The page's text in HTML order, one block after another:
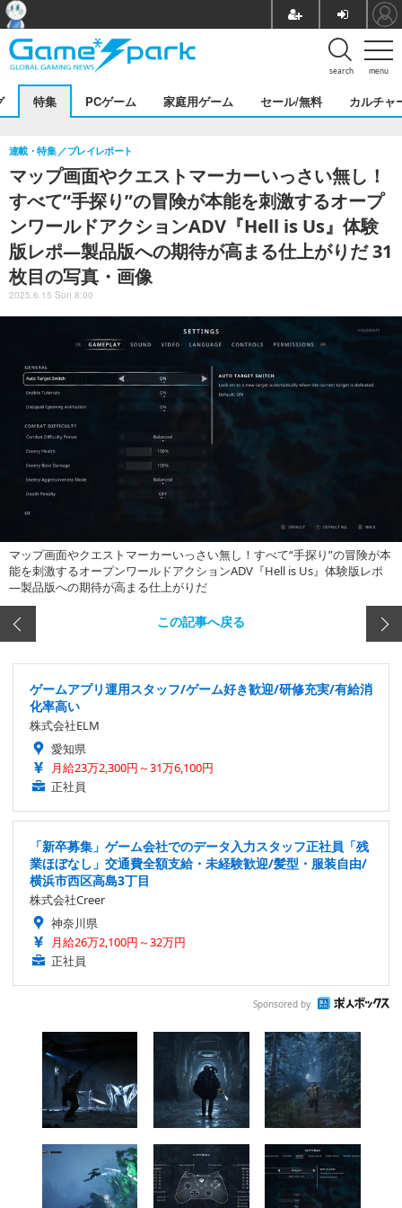
menu
search
特集 PCゲーム 家庭用ゲーム セール/無料 カルチャ
マップ画面やクエストマーカーいっさい無し！
すべて“手探り”の冒険が本能を刺激するオープ
ンワールドアクションADV『Hell is Us』体験
版レポ―製品版への期待が高まる仕上がりだ 31
枚目の写真・画像
連載・特集 プレイレポート
2025.6.15 Sun 8:00
マップ画面やクエストマーカーいっさい無し！すべて“手探り”の冒険が本
能を刺激するオープンワールドアクションADV『Hell is Us』体験版レポ
―製品版への期待が高まる仕上がりだ
この記事へ戻る
ゲームアプリ運用スタッフ/ゲーム好き歓迎/研修充実/有給消
化率高い
株式会社ELM
愛知県
月給23万2,300円～31万6,100円
正社員
「新卒募集」ゲーム会社でのデータ入力スタッフ正社員「残
業ほぼなし」交通費全額支給・未経験歓迎/髪型・服装自由/
横浜市西区高島3丁目
株式会社Creer
神奈川県
月給26万2,100円～32万円
正社員
Sponsored by